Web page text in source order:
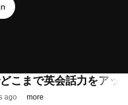
こまで英会話力をア
ago more